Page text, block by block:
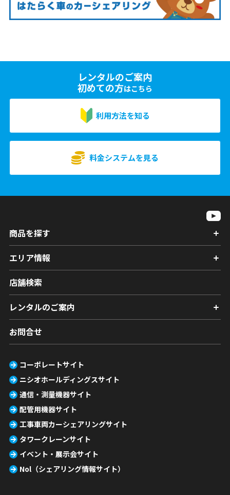
レンタルのご案内
初めての方はこちら
利用方法を知る
料金システムを見る
商品を探す
エリア情報
店舗検索
レンタルのご案内
お問合せ
コーポレートサイト
ニシオホールディングスサイト
通信・測量機器サイト
配管用機器サイト
工事車両カーシェアリングサイト
タワークレーンサイト
イベント・展示会サイト
Nol（シェアリング情報サイト）